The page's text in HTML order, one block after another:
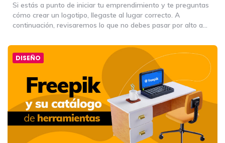
Si estás a punto de iniciar tu emprendimiento y te preguntas
cómo crear un logotipo, llegaste al lugar correcto. A
continuación, revisaremos lo que no debes pasar por alto a…
DISEÑO